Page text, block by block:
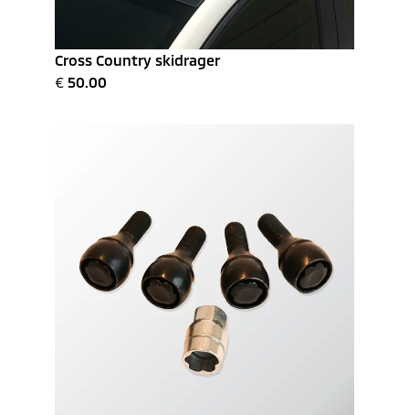
Cross Country skidrager
€ 50.00